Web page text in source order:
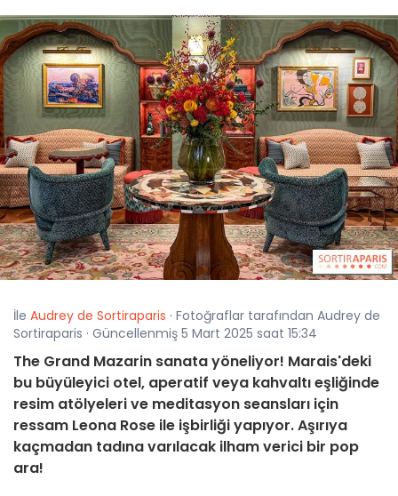
İle Audrey de Sortiraparis · Fotoğraflar tarafından Audrey de
Sortiraparis · Güncellenmiş 5 Mart 2025 saat 15:34
The Grand Mazarin sanata yöneliyor! Marais'deki
bu büyüleyici otel, aperatif veya kahvaltı eşliğinde
resim atölyeleri ve meditasyon seansları için
ressam Leona Rose ile işbirliği yapıyor. Aşırıya
kaçmadan tadına varılacak ilham verici bir pop
ara!